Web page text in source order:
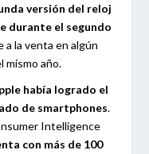
versión del reloj
durante el segundo
a la venta en algún
año.
había logrado el
de smartphones.
Intelligence
con más de 100